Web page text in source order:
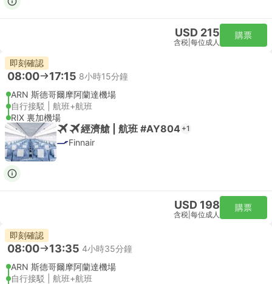
USD 215
含税 每位成人
購票
即刻確認
08:00 17:15 8小時15分鐘
ARN 斯德哥爾摩阿蘭達機場
自行接駁 | 航班+航班
RIX 裏加機場
經濟艙 | 航班 #AY804 +1
Finnair
USD 198
含税 每位成人
購票
即刻確認
08:00 13:35 4小時35分鐘
ARN 斯德哥爾摩阿蘭達機場
自行接駁 | 航班+航班